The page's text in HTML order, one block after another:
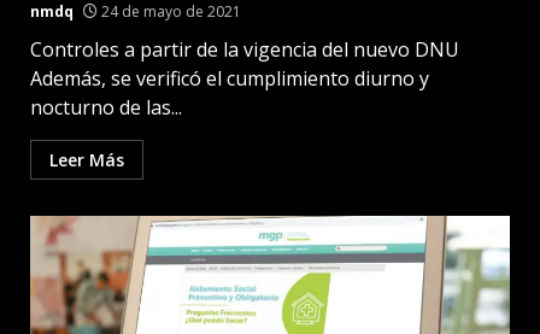
nmdq 24 de mayo de 2021
Controles a partir de la vigencia del nuevo DNU
Además, se verificó el cumplimiento diurno y
nocturno de las...
Leer Más